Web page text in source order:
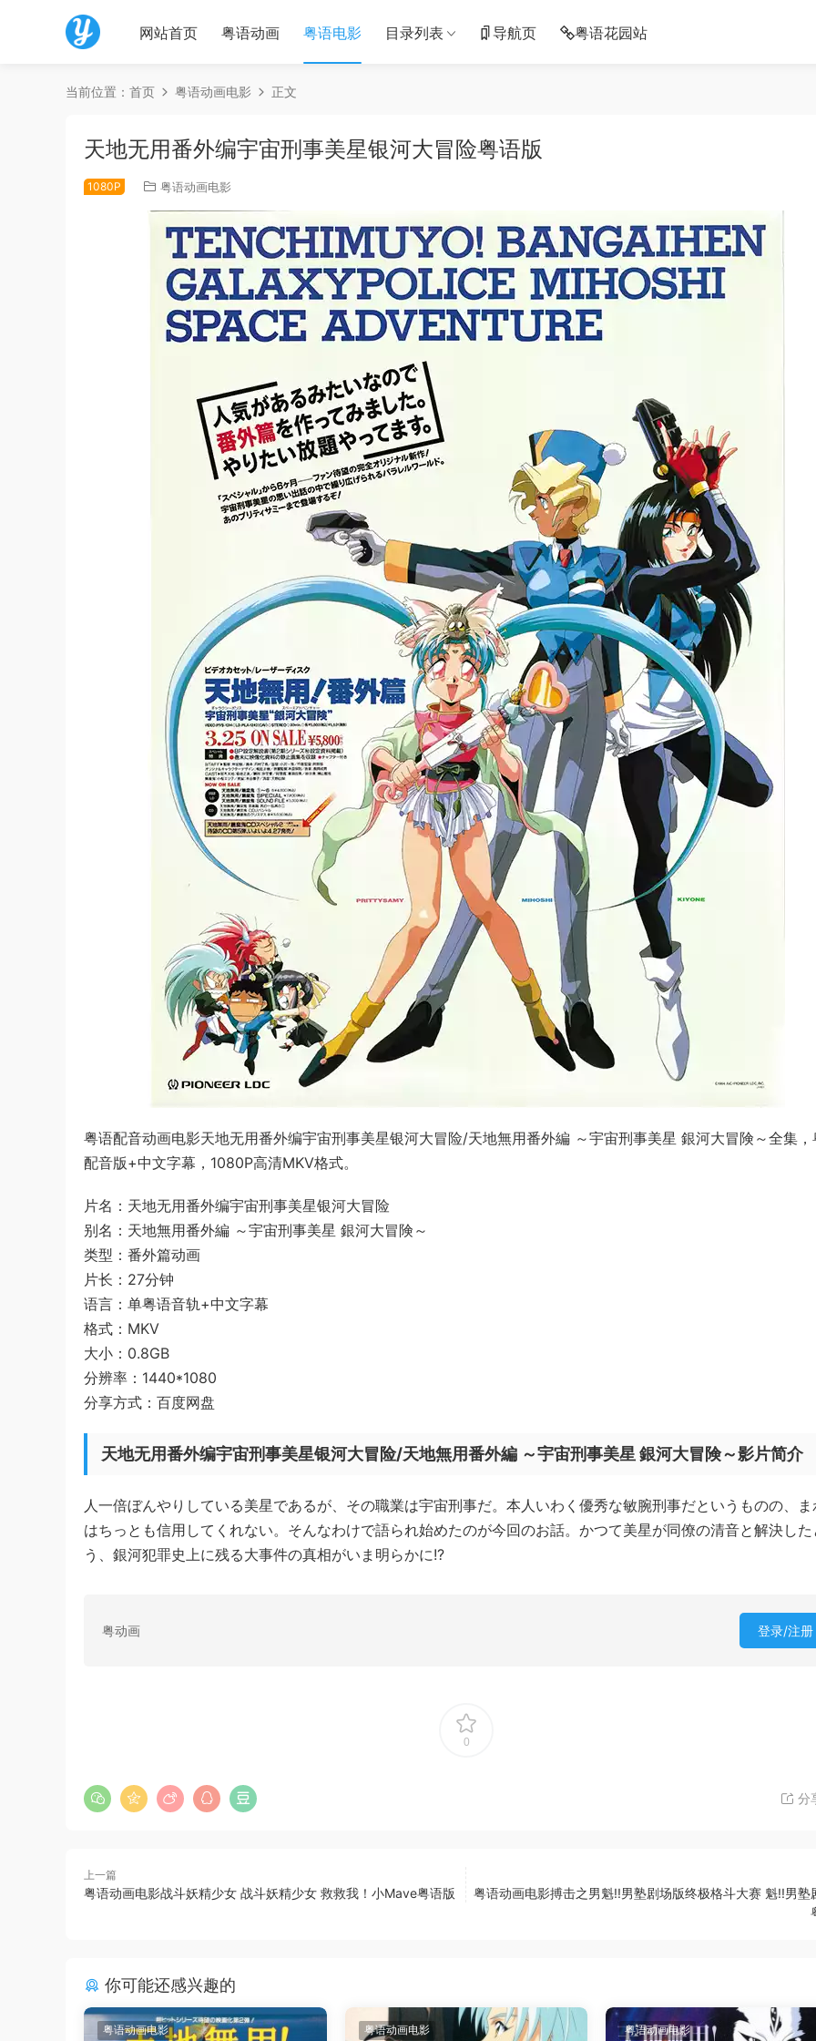
网站首页 粤语动画 粤语电影 目录列表 导航页 粤语花园站
当前位置： 首页 粤语动画电影 正文
天地无用番外编宇宙刑事美星银河大冒险粤语版
1080P 粤语动画电影
粤语配音动画电影天地无用番外编宇宙刑事美星银河大冒险/天地無用番外編 ～宇宙刑事美星 銀河大冒険～全集，
配音版+中文字幕，1080P高清MKV格式。
片名：天地无用番外编宇宙刑事美星银河大冒险
别名：天地無用番外編 ～宇宙刑事美星 銀河大冒険～
类型：番外篇动画
片长：27分钟
语言：单粤语音轨+中文字幕
格式：MKV
大小：0.8GB
分辨率：1440*1080
分享方式：百度网盘
天地无用番外编宇宙刑事美星银河大冒险/天地無用番外編 ～宇宙刑事美星 銀河大冒険～影片简介
人一倍ぼんやりしている美星であるが、その職業は宇宙刑事だ。本人いわく優秀な敏腕刑事だというものの、ま
はちっとも信用してくれない。そんなわけで語られ始めたのが今回のお話。かつて美星が同僚の清音と解決した
う、銀河犯罪史上に残る大事件の真相がいま明らかに!?
粤动画 登录/注册
0
分
上一篇
粤语动画电影战斗妖精少女 战斗妖精少女 救救我！小Mave粤语版
粤语动画电影搏击之男魁!!男塾剧场版终极格斗大赛 魁!!男塾
你可能还感兴趣的
粤语动画电影 粤语动画电影 粤语动画电影